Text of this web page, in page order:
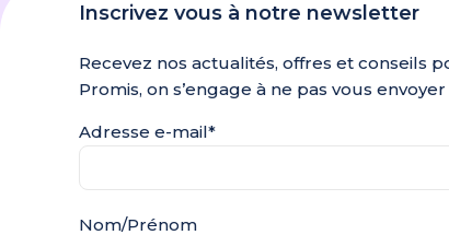
Inscrivez vous à notre newsletter
Recevez nos actualités, offres et conseils
Promis, on s’engage à ne pas vous
Adresse e-mail*
Nom/Prénom